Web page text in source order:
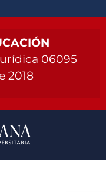
06095
2018